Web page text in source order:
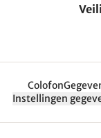
Colofon
Instellingen